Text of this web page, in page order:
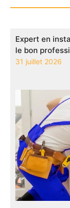
Expert en
le bon
31 juillet 2026